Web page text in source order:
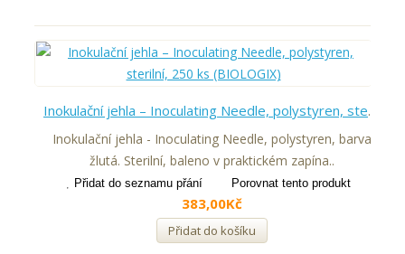
Inokulační jehla – Inoculating Needle, polystyren, sterilní, 250 ks (BIOLOGIX)
Inokulační jehla - Inoculating Needle, polystyren, barva
žlutá. Sterilní, baleno v praktickém zapína..
Přidat do seznamu přání Porovnat tento produkt
383,00Kč
Přidat do košíku